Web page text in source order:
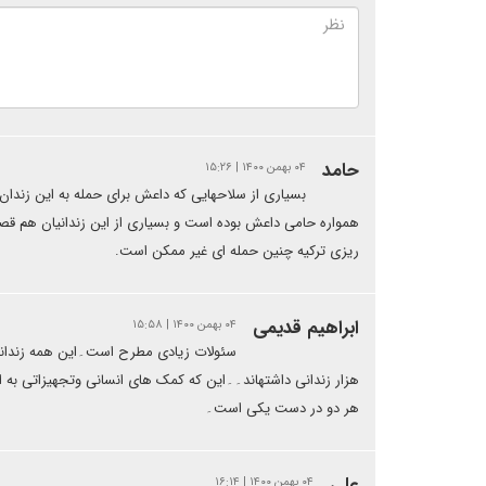
حامد ۰۴ بهمن ۱۴۰۰ | ۱۵:۲۶
بسیاری از سلاحهایی که داعش برای حمله به این
همواره حامی داعش بوده است و بسیاری از این زندانیان هم
ریزی ترکیه چنین حمله ای غیر ممکن است.
ابراهیم قدیمی ۰۴ بهمن ۱۴۰۰ | ۱۵:۵۸
سئولات زیادی مطرح است۔این همه
هزار زندانی داشتهاند۔۔این که کمک های انسانی وتجهیزاتی
هر دو در دست یکی است۔
۰۴ بهمن ۱۴۰۰ | ۱۶:۱۴